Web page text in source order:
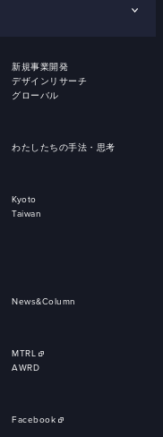
新規事業開発
デザインリサーチ
グローバル
わたしたちの手法・思考
Kyoto
Taiwan
News&Column
MTRL
AWRD
Facebook